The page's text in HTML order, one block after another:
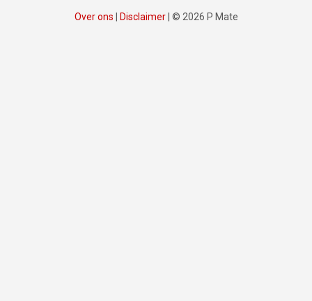
Over ons Disclaimer| © 2026 P Mate